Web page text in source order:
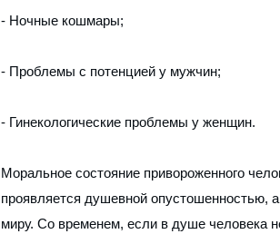
- Ночные кошмары;
- Проблемы с потенцией у мужчин;
- Гинекологические проблемы у женщин.
Моральное состояние привороженного
проявляется душевной опустошенностью,
миру. Со временем, если в душе человека